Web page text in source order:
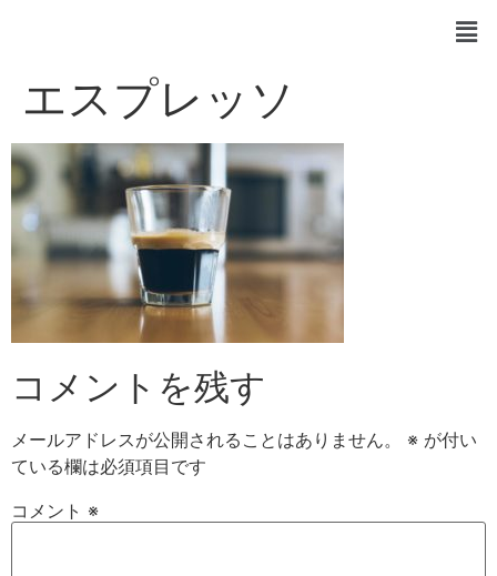
エスプレッソ
コメントを残す
メールアドレスが公開されることはありません。 ※ が付い
ている欄は必須項目です
コメント ※